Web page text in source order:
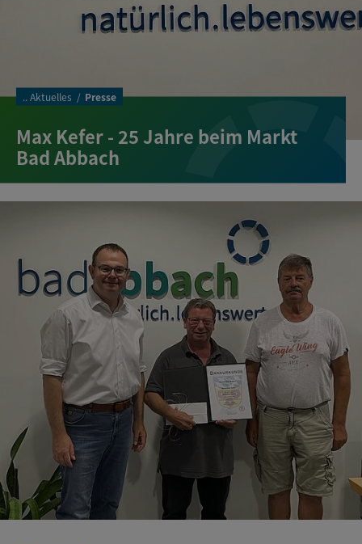
.. Aktuelles Presse
Max Kefer - 25 Jahre beim Markt
Bad Abbach